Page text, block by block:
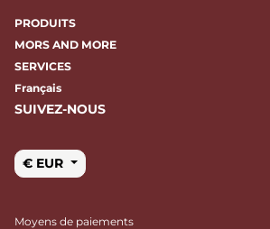
PRODUITS
MORS AND MORE
SERVICES
Français
SUIVEZ-NOUS
€ EUR
Moyens de paiements